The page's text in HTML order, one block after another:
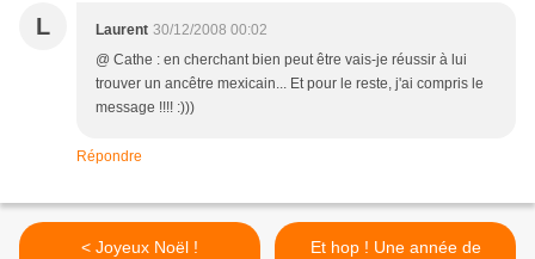
L Laurent 30/12/2008 00:02
@ Cathe : en cherchant bien peut être vais-je réussir à lui
trouver un ancêtre mexicain... Et pour le reste, j'ai compris le
message !!!! :)))
Répondre
< Joyeux Noël !
Et hop ! Une année de